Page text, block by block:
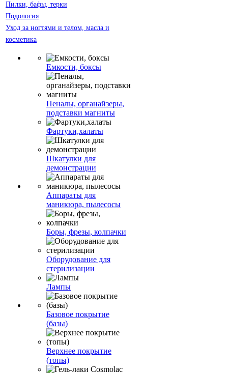
Пилки, бафы, терки
Подология
Уход за ногтями и телом, масла и
косметика
Емкости, боксы
Пеналы, органайзеры,
подставки магниты
Фартуки,халаты
Шкатулки для
демонстрации
Аппараты для
маникюра, пылесосы
Боры, фрезы, колпачки
Оборудование для
стерилизации
Лампы
Базовое покрытие
(базы)
Верхнее покрытие
(топы)